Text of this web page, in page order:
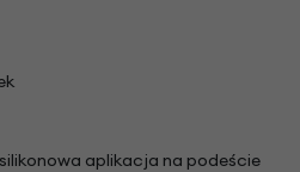
aplikacja na podeście